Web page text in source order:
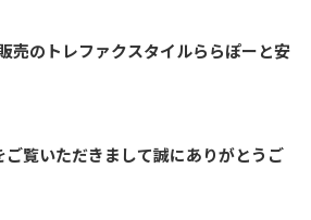
売のトレファクスタイルららぽーと安
ご覧いただきまして誠にありがとうご